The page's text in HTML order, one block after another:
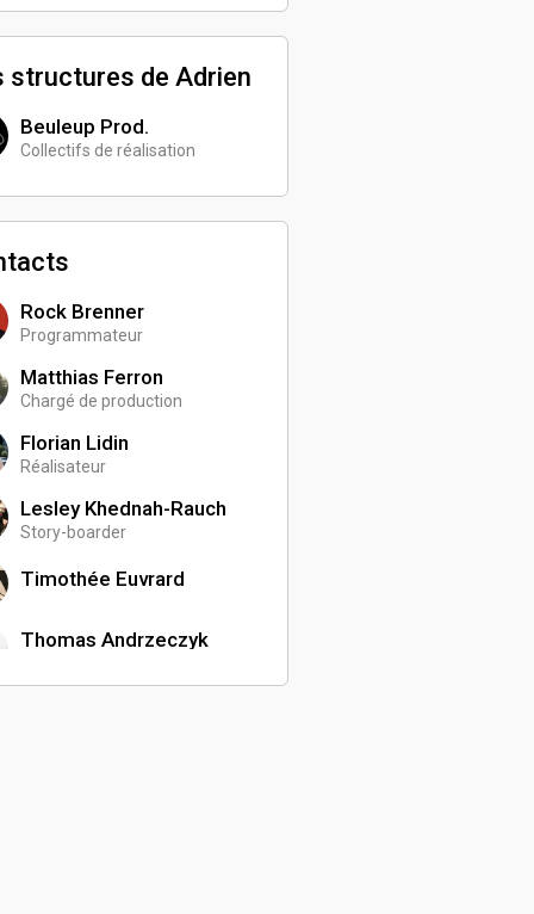
structures de Adrien
Beuleup Prod.
Collectifs de réalisation
Rock Brenner
Programmateur
Matthias Ferron
Chargé de production
Florian Lidin
Réalisateur
Lesley Khednah-Rauch
Story-boarder
Timothée Euvrard
Thomas Andrzeczyk